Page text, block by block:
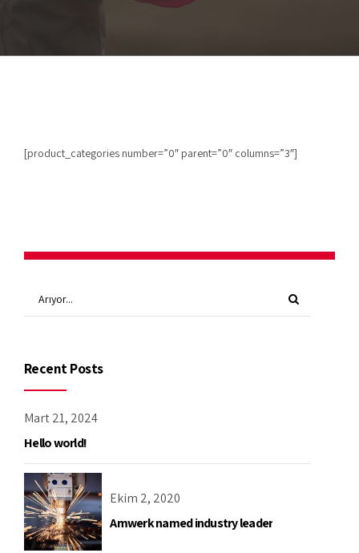
[product_categories number=”0″ parent=”0″ columns=”3″]
Recent Posts
Mart 21, 2024
Hello world!
Ekim 2, 2020
Amwerk named industry leader